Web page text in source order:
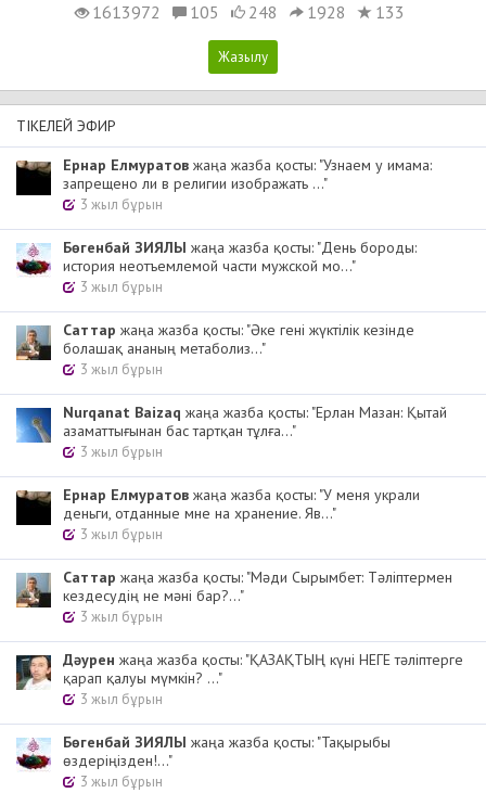
1613972
105 248 1928 133
ТІКЕЛЕЙ ЭФИР
Ернар Елмуратов жаңа жазба қосты: "Узнаем у имама:
запрещено ли в религии изображать ..."
3 жыл бұрын
Бөгенбай ЗИЯЛЫ жаңа жазба қосты: "День бороды:
история неотъемлемой части мужской мо..."
3 жыл бұрын
Cаттар жаңа жазба қосты: "Әке гені жүктілік кезінде
болашақ ананың метаболиз..."
3 жыл бұрын
Nurqanat Baizaq жаңа жазба қосты: "Ерлан Мазан: Қытай
азаматтығынан бас тартқан тұлға..."
3 жыл бұрын
Ернар Елмуратов жаңа жазба қосты: "У меня украли
деньги, отданные мне на хранение. Яв..."
3 жыл бұрын
Cаттар жаңа жазба қосты: "Мәди Сырымбет: Тәліптермен
кездесудің не мәні бар?..."
3 жыл бұрын
Дәурен жаңа жазба қосты: "ҚАЗАҚТЫҢ күні НЕГЕ тәліптерге
қарап қалуы мүмкін? ..."
3 жыл бұрын
Бөгенбай ЗИЯЛЫ жаңа жазба қосты: "Тақырыбы
өздеріңізден!..."
3 жыл бұрын